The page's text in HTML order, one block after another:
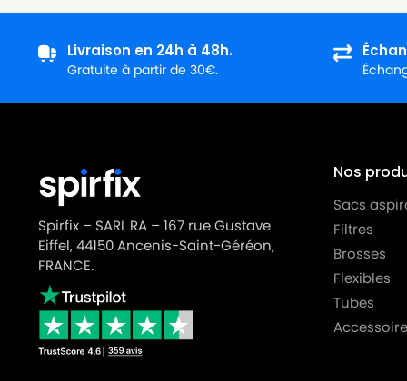
LG-GOLDSTAR
LG-GOLDSTAR TURBO TB 33
LG-GOLDSTAR
LG-GOLDSTAR TURBO V 3310
LG-GOLDSTAR
LG-GOLDSTAR TURBO X
LG-GOLDSTAR
LG-GOLDSTAR ULTRA PULSE
LG-GOLDSTAR
LG-GOLDSTAR V 2700
LG-GOLDSTAR
LG-GOLDSTAR V 2700 à V
Livraison en 24h à 48h.
Gratuite à partir de 30€.
Spirfix – SARL RA – 167 rue Gustave
Eiffel, 44150 Ancenis-Saint-Géréon,
FRANCE.
Nos
Sacs
Filtres
Brosses
Flexibles
Tubes